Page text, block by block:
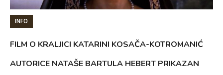
INFO
FILM O KRALJICI KATARINI KOSAČA-KOTROMANIĆ
AUTORICE NATAŠE BARTULA HEBERT PRIKAZAN